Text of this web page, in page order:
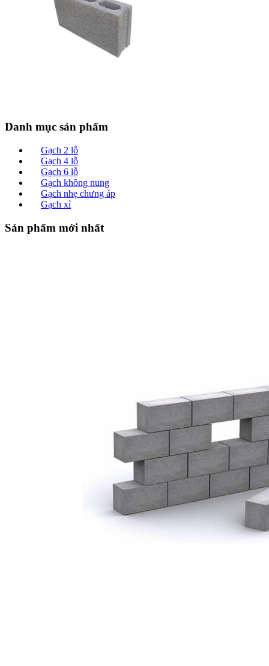
Danh mục sản phẩm
Gạch 2 lỗ
Gạch 4 lỗ
Gạch 6 lỗ
Gạch không nung
Gạch nhẹ chưng áp
Gạch xỉ
Sản phẩm mới nhất